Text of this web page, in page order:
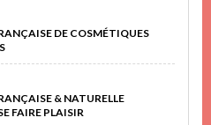
DE COSMÉTIQUES
& NATURELLE
FAIRE PLAISIR